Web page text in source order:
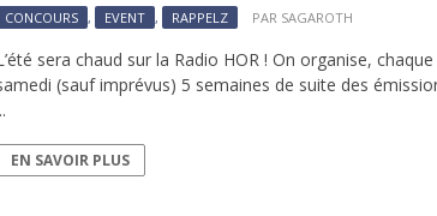
CONCOURS , EVENT , RAPPELZ PAR SAGAROTH
sera chaud sur la Radio HOR ! On organise, chaque
(sauf imprévus) 5 semaines de suite des
EN SAVOIR PLUS